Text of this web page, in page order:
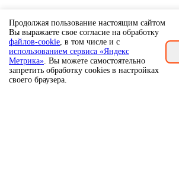
Продолжая пользование настоящим сайтом
Вы выражаете свое согласие на обработку
файлов-cookie, в том числе и с
использованием сервиса «Яндекс
Метрика». Вы можете самостоятельно
запретить обработку cookies в настройках
своего браузера.